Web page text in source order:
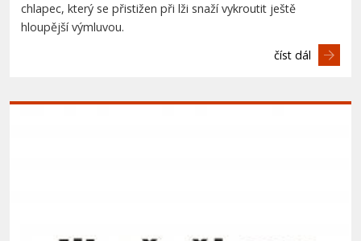
chlapec, který se přistižen při lži snaží vykroutit ještě
hloupější výmluvou.
číst dál